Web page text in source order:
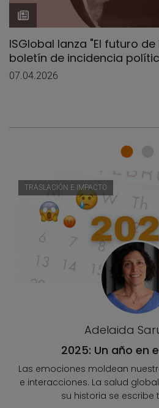
ISGlobal lanza "El futuro
boletín de incidencia
07.04.2026
Adelaida
2025: Un año en
Las emociones moldean
e interacciones. La salud
su historia se escribe
TRASLACIÓN E IMPACTO